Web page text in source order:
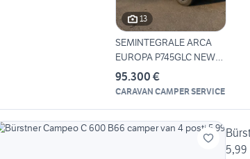
13
SEMINTEGRALE ARCA
EUROPA P745GLC NEW
DEAL
95.300 €
CARAVAN CAMPER SERVICE
5,99